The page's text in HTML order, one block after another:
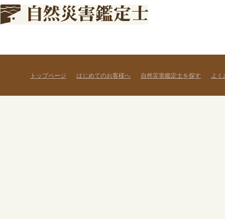
トップページ はじめてのお客様へ 自然災害鑑定士を探す よく